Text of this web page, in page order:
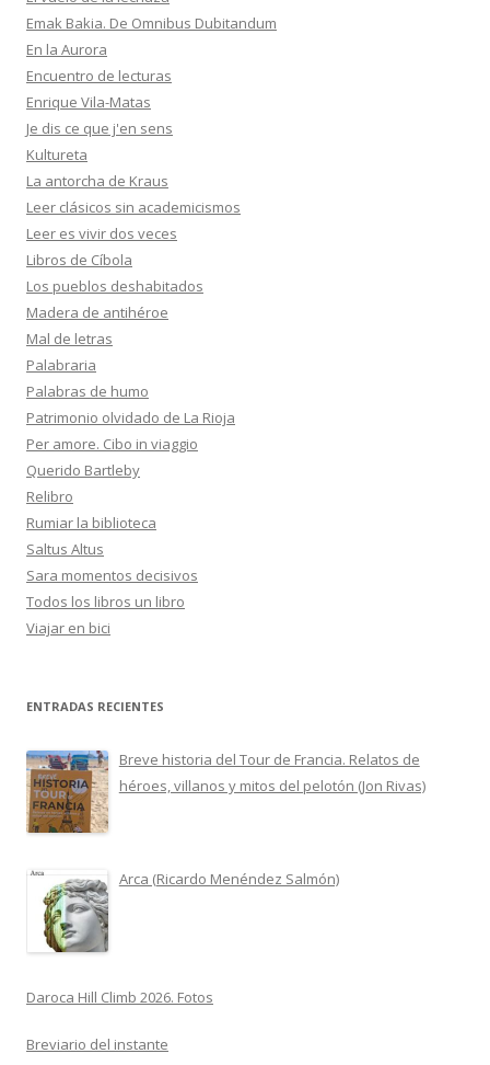
Emak Bakia. De Omnibus Dubitandum
En la Aurora
Encuentro de lecturas
Enrique Vila-Matas
Je dis ce que j'en sens
Kultureta
La antorcha de Kraus
Leer clásicos sin academicismos
Leer es vivir dos veces
Libros de Cíbola
Los pueblos deshabitados
Madera de antihéroe
Mal de letras
Palabraria
Palabras de humo
Patrimonio olvidado de La Rioja
Per amore. Cibo in viaggio
Querido Bartleby
Relibro
Rumiar la biblioteca
Saltus Altus
Sara momentos decisivos
Todos los libros un libro
Viajar en bici
ENTRADAS RECIENTES
Breve historia del Tour de Francia. Relatos de
héroes, villanos y mitos del pelotón (Jon Rivas)
Arca (Ricardo Menéndez Salmón)
Daroca Hill Climb 2026. Fotos
Breviario del instante